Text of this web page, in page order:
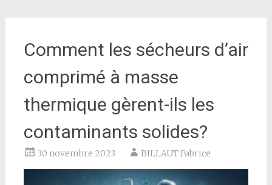
Comment les sécheurs d’air
comprimé à masse
thermique gèrent-ils les
contaminants solides?
30 novembre 2023 BILLAUT Fabrice